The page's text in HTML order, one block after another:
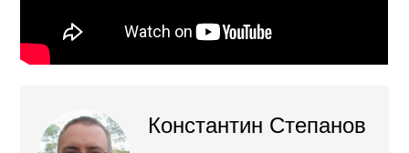
Константин Степанов